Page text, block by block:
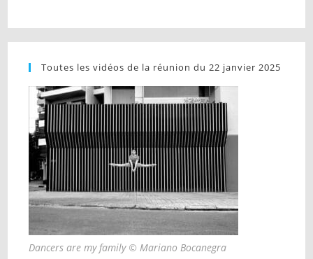
Toutes les vidéos de la réunion du 22 janvier 2025
Dancers are my family © Mariano Bocanegra